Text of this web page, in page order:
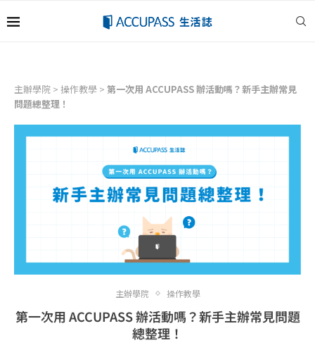
主辦學院 > 操作教學 > 第一次用 ACCUPASS 辦活動嗎？新手主辦常見
問題總整理！
主辦學院 操作教學
第一次用 ACCUPASS 辦活動嗎？新手主辦常見問題
總整理！